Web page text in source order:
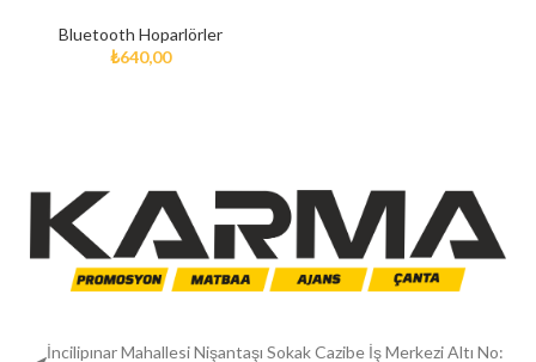
Bluetooth Hoparlörler
₺640,00
İncilipınar Mahallesi Nişantaşı Sokak Cazibe İş Merkezi Altı No: